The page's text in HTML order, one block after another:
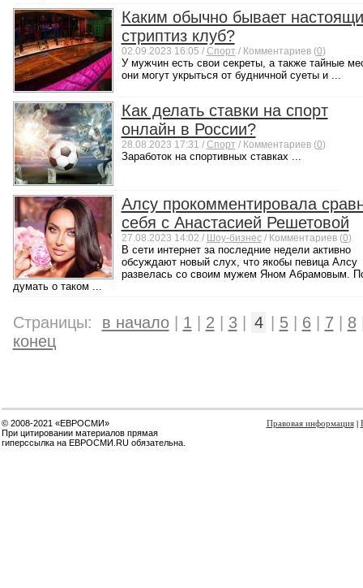
Каким обычно бывает
стриптиз клуб?
02.09.2023 16:05 / Спорт / Комментариев (0)
У мужчин есть свои секреты, а также тайные
они могут укрыться от будничной суеты и ...
Как делать ставки на спорт
онлайн в России?
28.08.2023 17:31 / Спорт / Комментариев (0)
Заработок на спортивных ставках ...
Алсу прокомментировала
себя с Анастасией Решетовой
27.08.2023 14:02 / Шоу-бизнес/ Комментариев (0)
В сети интернет за последние недели активно
обсуждают новый слух, что якобы певица Алсу
развелась со своим мужем Яном Абрамовым.
думать о таком ...
Страницы: в начало| 1 2 3| 4 5| 6| 7 8
конец
© 2008-2021 «ЕВРОСМИ»
При цитировании материалов прямая
гиперссылка на ЕВРОСМИ.RU обязательна.
Правовая информация|